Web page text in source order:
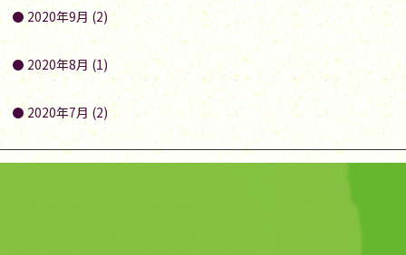
2020年9月 (2)
2020年8月 (1)
2020年7月 (2)